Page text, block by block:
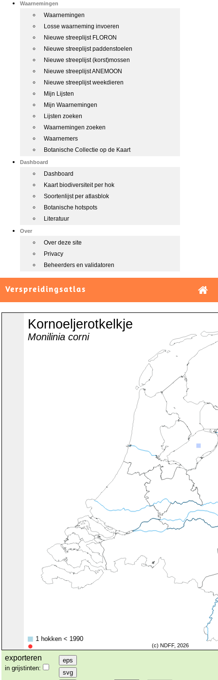
Waarnemingen
Waarnemingen
Losse waarneming invoeren
Nieuwe streeplijst FLORON
Nieuwe streeplijst paddenstoelen
Nieuwe streeplijst (korst)mossen
Nieuwe streeplijst ANEMOON
Nieuwe streeplijst weekdieren
Mijn Lijsten
Mijn Waarnemingen
Lijsten zoeken
Waarnemingen zoeken
Waarnemers
Botanische Collectie op de Kaart
Dashboard
Dashboard
Kaart biodiversiteit per hok
Soortenlijst per atlasblok
Botanische hotspots
Literatuur
Over
Over deze site
Privacy
Beheerders en validatoren
Verspreidingsatlas